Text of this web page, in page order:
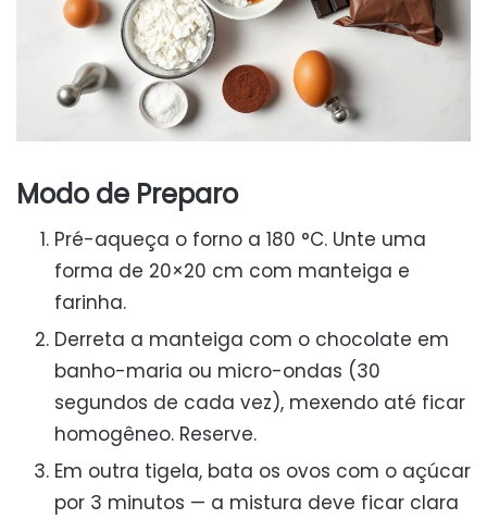
Modo de Preparo
Pré-aqueça o forno a 180 °C. Unte uma
forma de 20×20 cm com manteiga e
farinha.
Derreta a manteiga com o chocolate em
banho-maria ou micro-ondas (30
segundos de cada vez), mexendo até ficar
homogêneo. Reserve.
Em outra tigela, bata os ovos com o açúcar
por 3 minutos — a mistura deve ficar clara